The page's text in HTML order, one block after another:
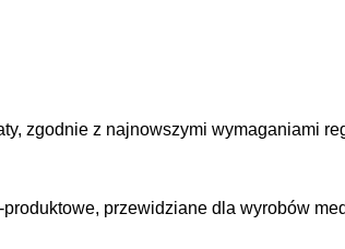
zgodnie z najnowszymi wymaganiami
przewidziane dla wyrobów